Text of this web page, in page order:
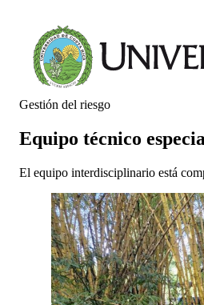
Gestión del riesgo
Equipo técnico
El equipo interdisciplinario está